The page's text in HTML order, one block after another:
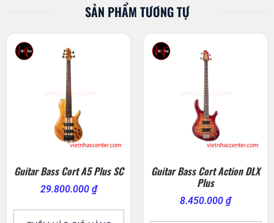
SẢN PHẨM TƯƠNG TỰ
Guitar Bass Cort A5 Plus SC
29.800.000 ₫
Guitar Bass Cort Action DLX
Plus
8.450.000 ₫